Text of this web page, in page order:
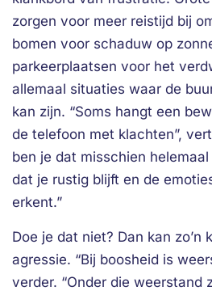
zorgen voor meer reistijd bij
bomen voor schaduw op
parkeerplaatsen voor het
allemaal situaties waar de
kan zijn. “Soms hangt een
de telefoon met klachten”,
ben je dat misschien
dat je rustig blijft en de
erkent.”
Doe je dat niet? Dan kan zo’n
agressie. “Bij boosheid is
verder. “Onder die weerstand